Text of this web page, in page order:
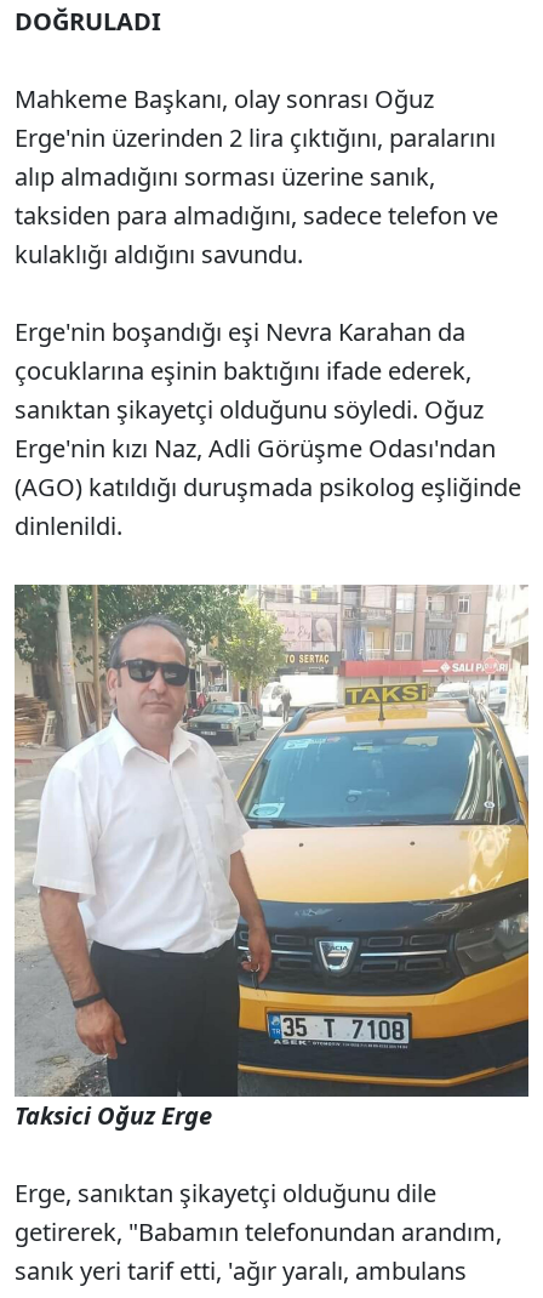
DOĞRULADI
Mahkeme Başkanı, olay sonrası Oğuz
Erge'nin üzerinden 2 lira çıktığını, paralarını
alıp almadığını sorması üzerine sanık,
taksiden para almadığını, sadece telefon ve
kulaklığı aldığını savundu.
Erge'nin boşandığı eşi Nevra Karahan da
çocuklarına eşinin baktığını ifade ederek,
sanıktan şikayetçi olduğunu söyledi. Oğuz
Erge'nin kızı Naz, Adli Görüşme Odası'ndan
(AGO) katıldığı duruşmada psikolog eşliğinde
dinlenildi.
Taksici Oğuz Erge
Erge, sanıktan şikayetçi olduğunu dile
getirerek, "Babamın telefonundan arandım,
sanık yeri tarif etti, 'ağır yaralı, ambulans